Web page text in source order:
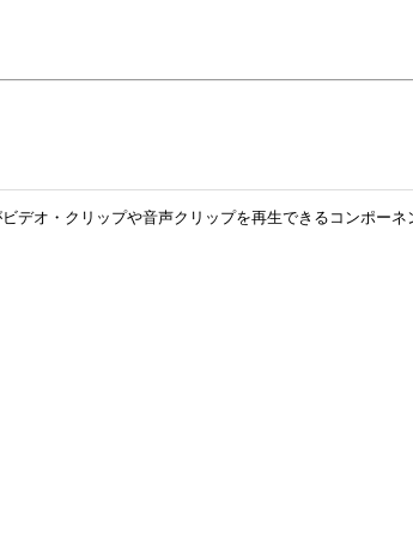
オ・クリップや音声クリップを再生できるコンポーネ